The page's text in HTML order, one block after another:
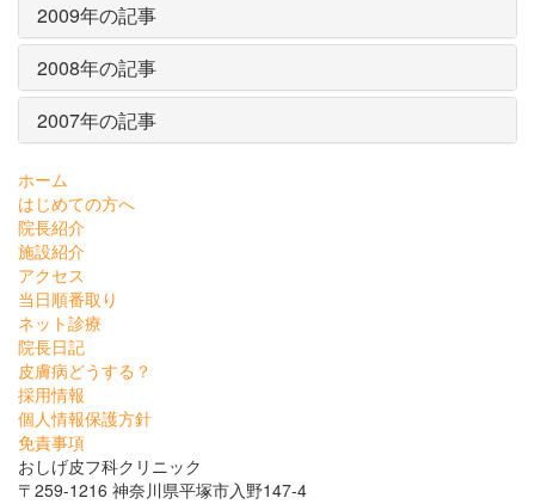
2009年の記事
2008年の記事
2007年の記事
ホーム
はじめての方へ
院長紹介
施設紹介
アクセス
当日順番取り
ネット診療
院長日記
皮膚病どうする？
採用情報
個人情報保護方針
免責事項
おしげ皮フ科クリニック
〒259-1216 神奈川県平塚市入野147-4